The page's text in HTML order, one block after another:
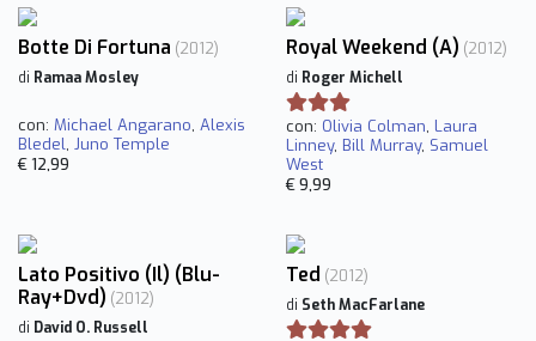
Botte Di Fortuna (2012)
di Ramaa Mosley
con: Michael Angarano, Alexis
Bledel, Juno Temple
€ 12,99
Royal Weekend (A) (2012)
di Roger Michell
con: Olivia Colman, Laura
Linney, Bill Murray, Samuel
West
€ 9,99
Lato Positivo (Il) (Blu-
Ray+Dvd) (2012)
di David O. Russell
Ted (2012)
di Seth MacFarlane